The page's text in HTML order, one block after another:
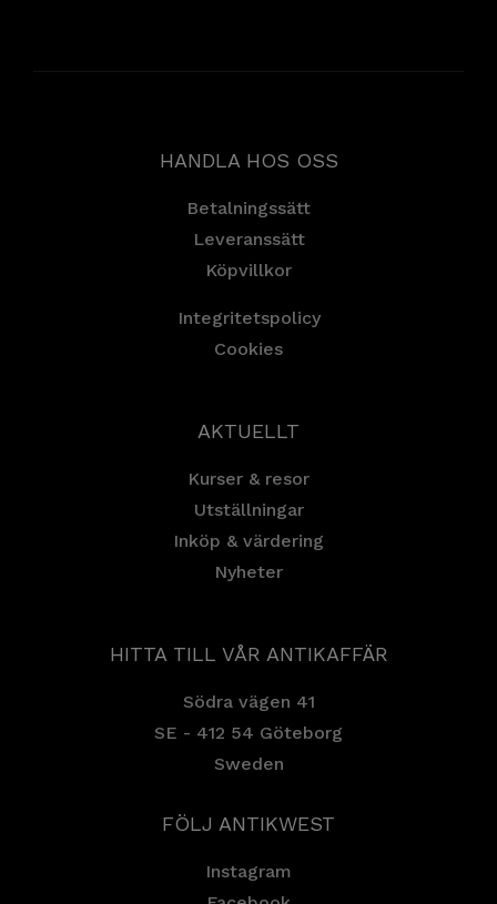
HANDLA HOS OSS
Betalningssätt
Leveranssätt
Köpvillkor
Integritetspolicy
Cookies
AKTUELLT
Kurser & resor
Utställningar
Inköp & värdering
Nyheter
HITTA TILL VÅR ANTIKAFFÄR
Södra vägen 41
SE - 412 54 Göteborg
Sweden
FÖLJ ANTIKWEST
Instagram